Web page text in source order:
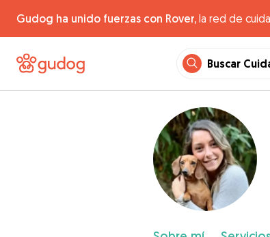
Gudog ha unido fuerzas con Rover, la red de
Buscar